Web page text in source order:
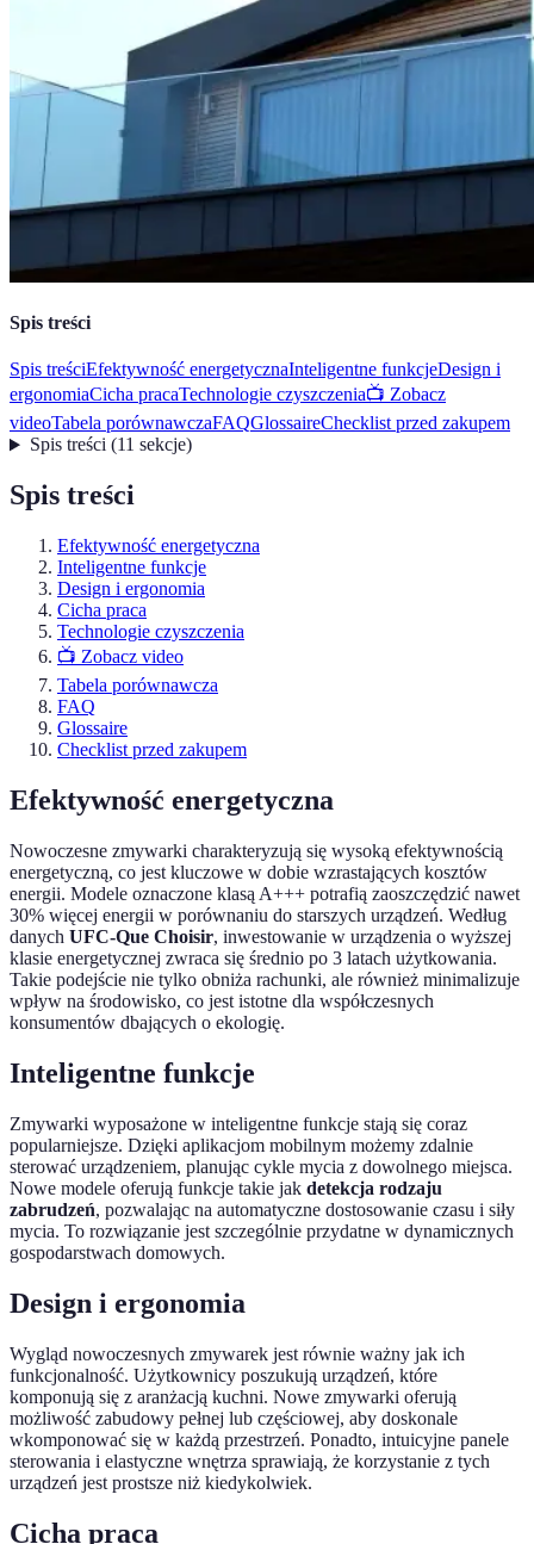
Spis treści
Spis treściEfektywność energetycznaInteligentne funkcjeDesign i
ergonomiaCicha pracaTechnologie czyszczenia📺 Zobacz
videoTabela porównawczaFAQGlossaireChecklist przed zakupem
Spis treści(11 sekcje)
Spis treści
Efektywność energetyczna
Inteligentne funkcje
Design i ergonomia
Cicha praca
Technologie czyszczenia
📺 Zobacz video
Tabela porównawcza
FAQ
Glossaire
Checklist przed zakupem
Efektywność energetyczna
Nowoczesne zmywarki charakteryzują się wysoką efektywnością
energetyczną, co jest kluczowe w dobie wzrastających kosztów
energii. Modele oznaczone klasą A+++ potrafią zaoszczędzić nawet
30% więcej energii w porównaniu do starszych urządzeń. Według
danych UFC-Que Choisir, inwestowanie w urządzenia o wyższej
klasie energetycznej zwraca się średnio po 3 latach użytkowania.
Takie podejście nie tylko obniża rachunki, ale również minimalizuje
wpływ na środowisko, co jest istotne dla współczesnych
konsumentów dbających o ekologię.
Inteligentne funkcje
Zmywarki wyposażone w inteligentne funkcje stają się coraz
popularniejsze. Dzięki aplikacjom mobilnym możemy zdalnie
sterować urządzeniem, planując cykle mycia z dowolnego miejsca.
Nowe modele oferują funkcje takie jak detekcja rodzaju
zabrudzeń, pozwalając na automatyczne dostosowanie czasu i siły
mycia. To rozwiązanie jest szczególnie przydatne w dynamicznych
gospodarstwach domowych.
Design i ergonomia
Wygląd nowoczesnych zmywarek jest równie ważny jak ich
funkcjonalność. Użytkownicy poszukują urządzeń, które
komponują się z aranżacją kuchni. Nowe zmywarki oferują
możliwość zabudowy pełnej lub częściowej, aby doskonale
wkomponować się w każdą przestrzeń. Ponadto, intuicyjne panele
sterowania i elastyczne wnętrza sprawiają, że korzystanie z tych
urządzeń jest prostsze niż kiedykolwiek.
Cicha praca